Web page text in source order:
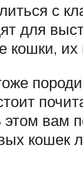
с
для
кошки,
вам
кошек